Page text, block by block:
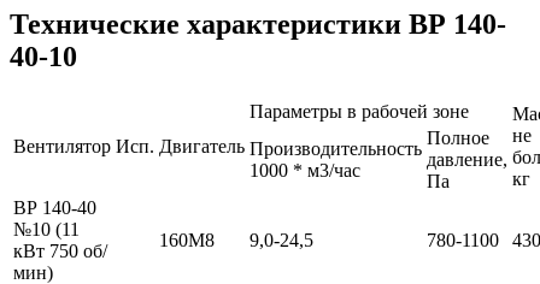
Технические характеристики ВР 140-
40-10
Вентилятор Исп. Двигатель
Параметры в рабочей зоне
не
кг
Производительность
1000 * м3/час
Полное
давление,
Па
ВР 140-40
№10 (11
кВт 750 об/
мин)
160M8 9,0-24,5 780-1100 430